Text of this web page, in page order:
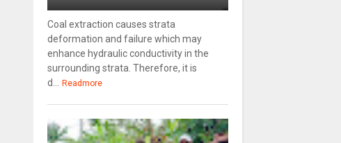
Coal extraction causes strata
deformation and failure which may
enhance hydraulic conductivity in the
surrounding strata. Therefore, it is
d...
Readmore